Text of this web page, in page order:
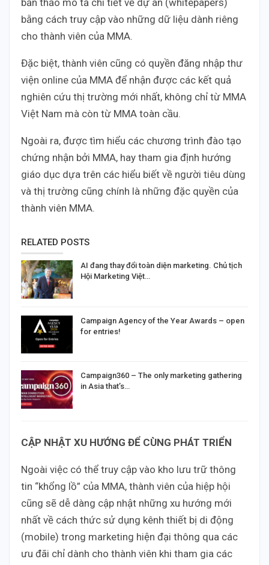
bằng cách truy cập vào những dữ liệu dành riêng
cho thành viên của MMA.
Đặc biệt, thành viên cũng có quyền đăng nhập thư
viện online của MMA để nhận được các kết quả
nghiên cứu thị trường mới nhất, không chỉ từ MMA
Việt Nam mà còn từ MMA toàn cầu.
Ngoài ra, được tìm hiểu các chương trình đào tạo
chứng nhận bởi MMA, hay tham gia định hướng
giáo dục dựa trên các hiểu biết về người tiêu dùng
và thị trường cũng chính là những đặc quyền của
thành viên MMA.
RELATED POSTS
AI đang thay đổi toàn diện marketing. Chủ tịch
Hội Marketing Việt…
Campaign Agency of the Year Awards – open
for entries!
Campaign360 – The only marketing gathering
in Asia that’s…
CẬP NHẬT XU HƯỚNG ĐỂ CÙNG PHÁT TRIỂN
Ngoài việc có thể truy cập vào kho lưu trữ thông
tin “khổng lồ” của MMA, thành viên của hiệp hội
cũng sẽ dễ dàng cập nhật những xu hướng mới
nhất về cách thức sử dụng kênh thiết bị di động
(mobile) trong marketing hiện đại thông qua các
ưu đãi chỉ dành cho thành viên khi tham gia các